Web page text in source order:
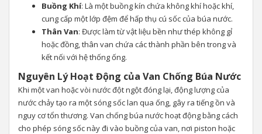
Buồng Khí: Là một buồng kín chứa không khí hoặc khí,
cung cấp một lớp đệm để hấp thụ cú sốc của búa nước.
Thân Van: Được làm từ vật liệu bền như thép không gỉ
hoặc đồng, thân van chứa các thành phần bên trong và
kết nối với hệ thống ống.
Nguyên Lý Hoạt Động của Van Chống Búa Nước
Khi một van hoặc vòi nước đột ngột đóng lại, động lượng của
nước chảy tạo ra một sóng sốc lan qua ống, gây ra tiếng ồn và
nguy cơ tổn thương. Van chống búa nước hoạt động bằng cách
cho phép sóng sốc này đi vào buồng của van, nơi piston hoặc